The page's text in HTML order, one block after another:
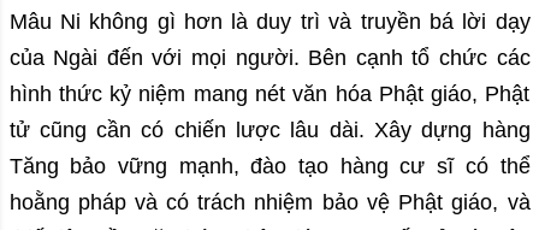
Mâu Ni không gì hơn là duy trì và truyền bá lời dạy
của Ngài đến với mọi người. Bên cạnh tổ chức các
hình thức kỷ niệm mang nét văn hóa Phật giáo, Phật
tử cũng cần có chiến lược lâu dài. Xây dựng hàng
Tăng bảo vững mạnh, đào tạo hàng cư sĩ có thể
hoằng pháp và có trách nhiệm bảo vệ Phật giáo, và